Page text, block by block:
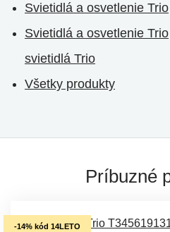
Svietidlá a osvetlenie Trio
Svietidlá a osvetlenie Trio
svietidlá Trio
Všetky produkty
Príbuzné
-14% kód 14LETO